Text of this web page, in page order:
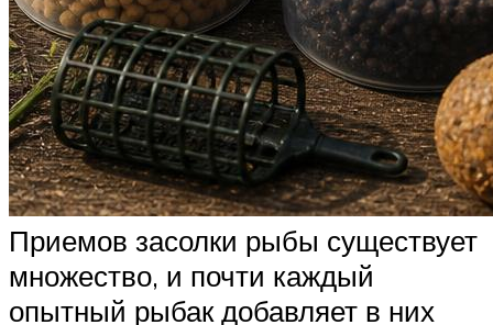
Приемов засолки рыбы существует
множество, и почти каждый
опытный рыбак добавляет в них